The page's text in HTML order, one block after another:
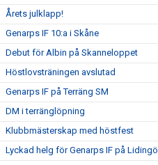
Årets julklapp!
Genarps IF 10:a i Skåne
Debut för Albin på Skanneloppet
Höstlovsträningen avslutad
Genarps IF på Terräng SM
DM i terränglöpning
Klubbmästerskap med höstfest
Lyckad helg för Genarps IF på Lidingö